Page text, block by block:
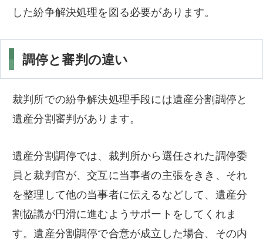
した紛争解決処理を図る必要があります。
調停と審判の違い
裁判所での紛争解決処理手段には遺産分割調停と
遺産分割審判があります。
遺産分割調停では、裁判所から選任された調停委
員と裁判官が、交互に当事者の主張をきき、それ
を整理して他の当事者に伝えるなどして、遺産分
割協議が円滑に進むようサポートをしてくれま
す。遺産分割調停で合意が成立した場合、その内